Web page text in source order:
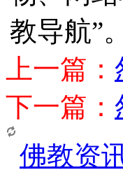
教导航”。
上一篇：
下一篇：
佛教资